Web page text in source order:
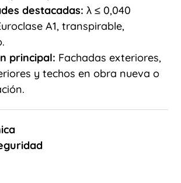
destacadas: λ ≤ 0,040
A1, transpirable,
principal: Fachadas exteriores,
y techos en obra nueva o